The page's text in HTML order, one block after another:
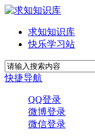
求知知识库
快乐学习站
快捷导航
QQ登录
微博登录
微信登录